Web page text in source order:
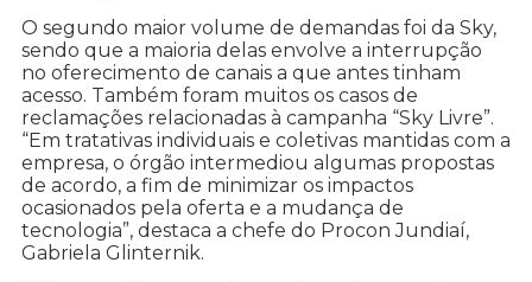
O segundo maior volume de demandas foi da Sky,
sendo que a maioria delas envolve a interrupção
no oferecimento de canais a que antes tinham
acesso. Também foram muitos os casos de
reclamações relacionadas à campanha “Sky Livre”.
“Em tratativas individuais e coletivas mantidas com a
empresa, o órgão intermediou algumas propostas
de acordo, a fim de minimizar os impactos
ocasionados pela oferta e a mudança de
tecnologia”, destaca a chefe do Procon Jundiaí,
Gabriela Glinternik.